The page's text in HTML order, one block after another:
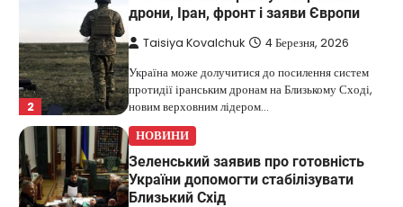
2
дрони, Іран, фронт і заяви Європи
Taisiya Kovalchuk 4 Березня, 2026
Україна може долучитися до посилення систем
протидії іранським дронам на Близькому Сході,
новим верховним лідером…
НОВИНИ
Зеленський заявив про готовність
України допомогти стабілізувати
Близький Схід